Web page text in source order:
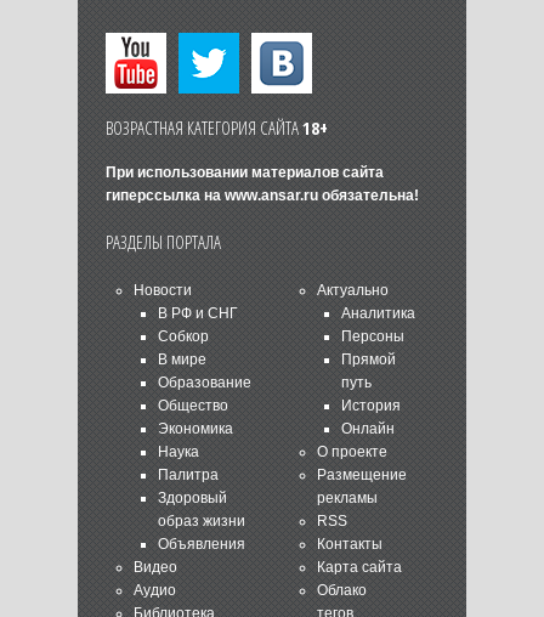
ВОЗРАСТНАЯ КАТЕГОРИЯ САЙТА18+
При использовании материалов сайта
гиперссылка на www.ansar.ruобязательна!
РАЗДЕЛЫ ПОРТАЛА
Новости
В РФ и СНГ
Собкор
В мире
Образование
Общество
Экономика
Наука
Палитра
Здоровый
образ жизни
Объявления
Видео
Аудио
Библиотека
Актуально
Аналитика
Персоны
Прямой
путь
История
Онлайн
О проекте
Размещение
рекламы
RSS
Контакты
Карта сайта
Облако
тегов